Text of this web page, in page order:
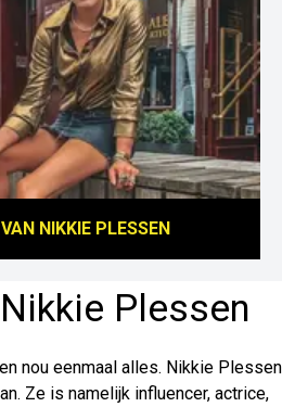
Plessen
nou eenmaal alles. Nikkie Plessen
Ze is namelijk influencer, actrice,
NIKKIE PLESSEN